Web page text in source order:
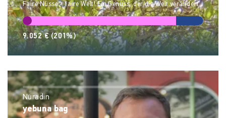
Faire Nüsse - faire Welt! Ein Genuss, der die Welt verändert.
9.052 €(201%)
Nuradin
yebuna bag